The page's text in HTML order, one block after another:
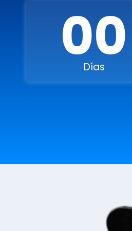
00
Días